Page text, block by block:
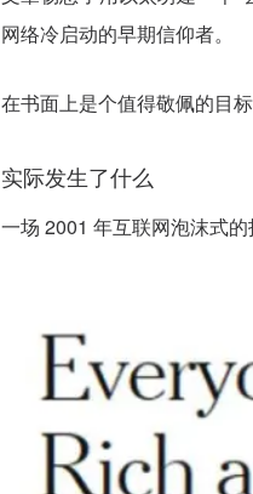
网络冷启动的早期信仰者。
在书面上是个值得敬佩的目
实际发生了什么
一场 2001 年互联网泡沫式的